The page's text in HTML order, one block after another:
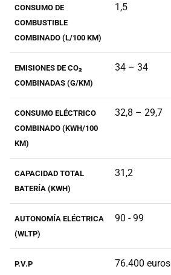
CONSUMO DE
COMBUSTIBLE
COMBINADO (L/100 KM)
1,5
EMISIONES DE CO₂
COMBINADAS (G/KM)
34 – 34
CONSUMO ELÉCTRICO
COMBINADO (KWH/100
KM)
32,8 – 29,7
CAPACIDAD TOTAL
BATERÍA (KWH)
31,2
AUTONOMÍA ELÉCTRICA
(WLTP)
90 - 99
P.V.P 76.400 euros